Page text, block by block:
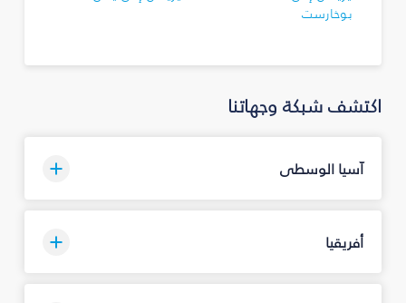
بوخارست
اكتشف شبكة وجهاتنا
آسيا الوسطى
أفريقيا